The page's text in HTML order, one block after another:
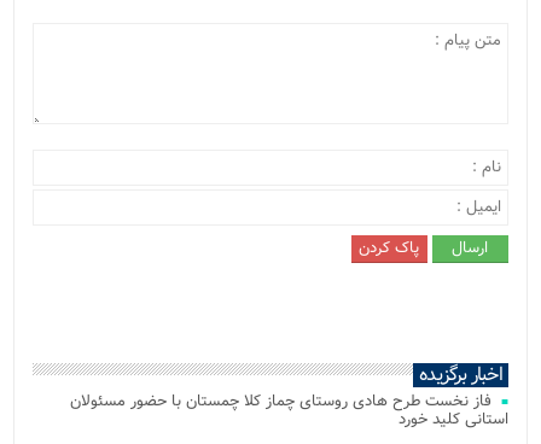
اخبار برگزیده
فاز نخست طرح هادی روستای چماز کلا چمستان با حضور مسئولان
استانی کلید خورد